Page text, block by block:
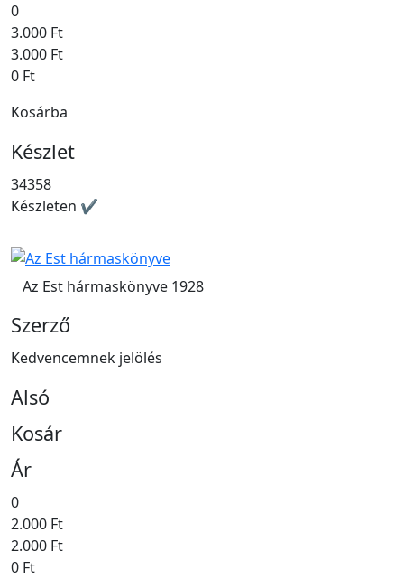
0
3.000 Ft
3.000 Ft
0 Ft
Kosárba
Készlet
34358
Készleten ✔
Az Est hármaskönyve 1928
Szerző
Kedvencemnek jelölés
Alsó
Kosár
Ár
0
2.000 Ft
2.000 Ft
0 Ft